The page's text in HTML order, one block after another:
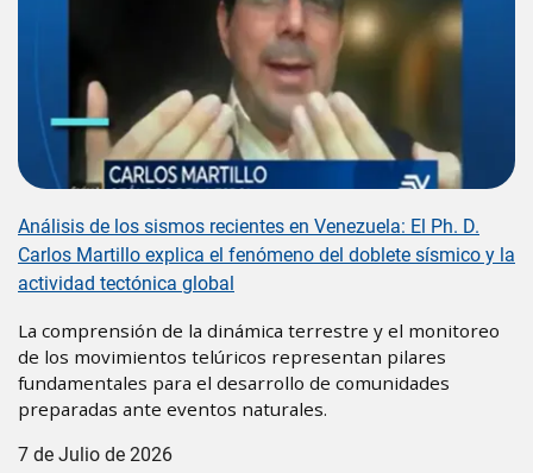
Análisis de los sismos recientes en Venezuela: El Ph. D.
Carlos Martillo explica el fenómeno del doblete sísmico y la
actividad tectónica global
La comprensión de la dinámica terrestre y el monitoreo
de los movimientos telúricos representan pilares
fundamentales para el desarrollo de comunidades
preparadas ante eventos naturales.
7 de Julio de 2026